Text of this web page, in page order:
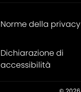
Norme della privacy
Dichiarazione di
accessibilità